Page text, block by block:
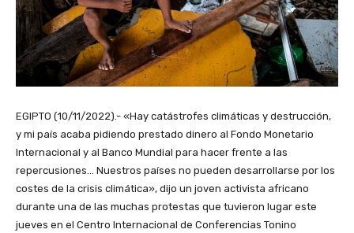
EGIPTO (10/11/2022).- «Hay catástrofes climáticas y destrucción,
y mi país acaba pidiendo prestado dinero al Fondo Monetario
Internacional y al Banco Mundial para hacer frente a las
repercusiones… Nuestros países no pueden desarrollarse por los
costes de la crisis climática», dijo un joven activista africano
durante una de las muchas protestas que tuvieron lugar este
jueves en el Centro Internacional de Conferencias Tonino